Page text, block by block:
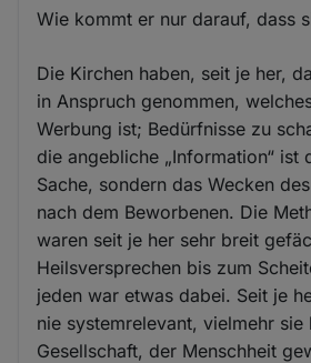
Wie kommt er nur darauf, dass
Die Kirchen haben, seit je her,
in Anspruch genommen,
Werbung ist; Bedürfnisse zu
die angebliche „Information“ ist
Sache, sondern das Wecken
nach dem Beworbenen. Die
waren seit je her sehr breit
Heilsversprechen bis zum
jeden war etwas dabei. Seit je
nie systemrelevant, vielmehr sie
Gesellschaft, der Menschheit